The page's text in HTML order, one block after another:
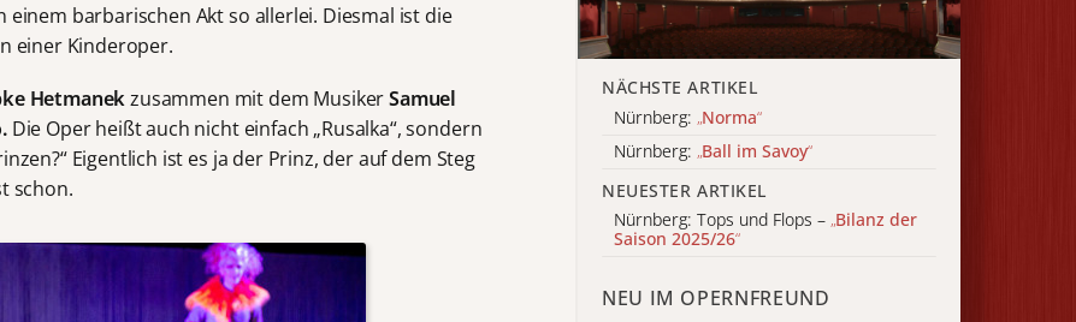
barbarischen Akt so allerlei. Diesmal ist die
einer Kinderoper.
Hetmanekzusammen mit dem MusikerSamuel
Die Oper heißt auch nicht einfach „Rusalka“, sondern
Eigentlich ist es ja der Prinz, der auf dem Steg
schon.
NÄCHSTE ARTIKEL
Nürnberg: „Norma“
Nürnberg: „Ball im Savoy“
NEUESTER ARTIKEL
Nürnberg: Tops und Flops – „Bilanz der
Saison 2025/26“
NEU IM OPERNFREUND